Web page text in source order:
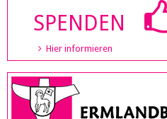
SPENDEN
Hier informieren